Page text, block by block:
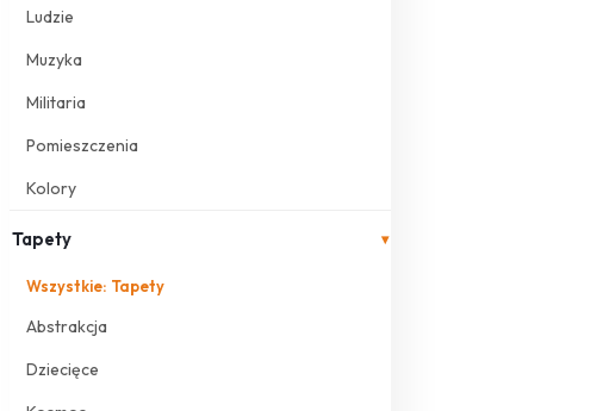
Ludzie
Muzyka
Militaria
Pomieszczenia
Kolory
Tapety ▾
Wszystkie: Tapety
Abstrakcja
Dziecięce